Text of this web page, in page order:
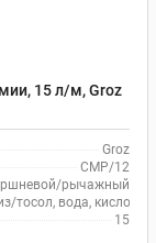
15 л/м, Groz
Groz
CMP/12
рычажный
тосол, вода,
15